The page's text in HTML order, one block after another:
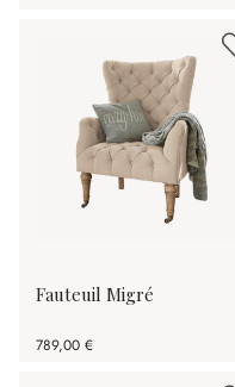
Fauteuil Migré
789,00 €